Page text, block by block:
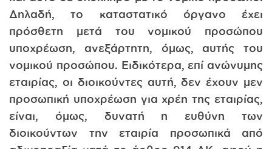
Δηλαδή, το καταστατικό όργανο έχει
πρόσθετη μετά του νομικού προσώπου
υποχρέωση, ανεξάρτητη, όμως, αυτής του
νομικού προσώπου. Ειδικότερα, επί ανώνυμης
εταιρίας, οι διοικούντες αυτή, δεν έχουν μεν
προσωπική υποχρέωση για χρέη της εταιρίας,
είναι, όμως, δυνατή η ευθύνη των
διοικούντων την εταιρία προσωπικά από